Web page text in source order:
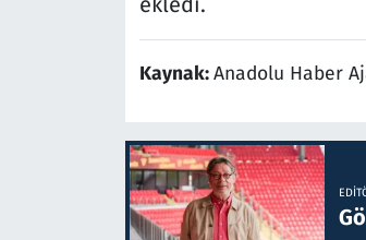
Kaynak:Anadolu Haber